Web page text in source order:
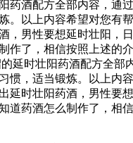
药酒配方全部内容，通
。以上内容希望对您有
，男性要想延时壮阳，
作了，相信按照上述的
延时壮阳药酒配方全部
惯，适当锻炼。以上内
延时壮阳药酒，男性要
道药酒怎么制作了，